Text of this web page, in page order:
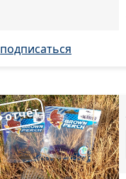
подписаться